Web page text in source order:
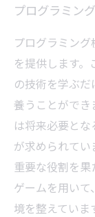
レッスン
自信を持
なこと
変わる教
もたらす
プログラ
明るい未
プログラミン
プログラミン
を提供します
の技術を学ぶ
養うことができ
は将来必要と
が求められて
重要な役割を
ゲームを用い
境を整えていま